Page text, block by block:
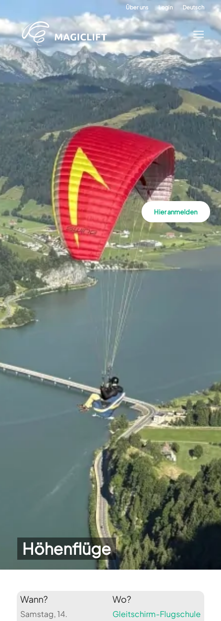
Über uns Login Deutsch
Höhenflüge
Hier anmelden
Wann?
Samstag, 14.
Wo?
Gleitschirm-Flugschule